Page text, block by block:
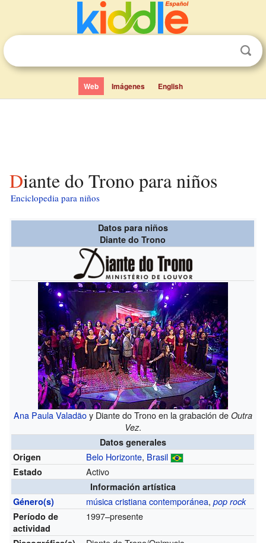
Web Imágenes English
Diante do Trono para niños
Enciclopedia para niños
Datos para niños
Diante do Trono
Ana Paula Valadãoy Diante do Trono en la grabación de Outra
Vez.
Datos generales
Origen
Belo Horizonte, Brasil
Estado Activo
Información artística
Género(s)
música cristiana contemporánea,pop rock
Período de
actividad
1997–presente